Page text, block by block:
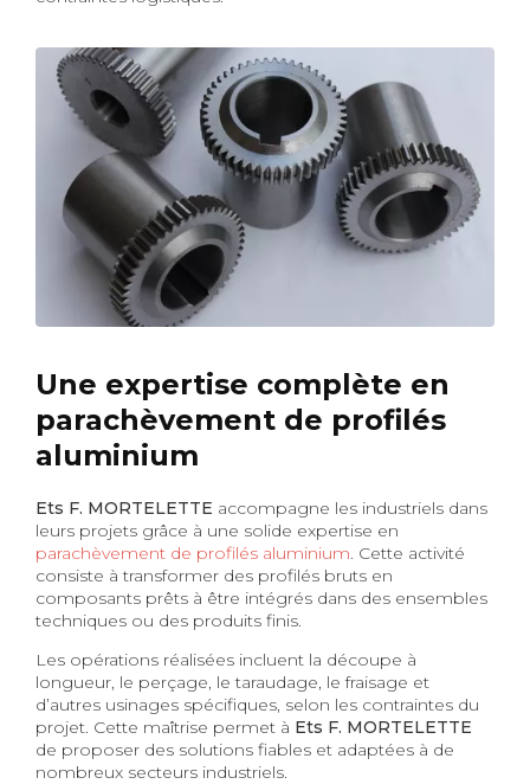
Une expertise complète en
parachèvement de profilés
aluminium
Ets F. MORTELETTE accompagne les industriels dans
leurs projets grâce à une solide expertise en
parachèvement de profilés aluminium. Cette activité
consiste à transformer des profilés bruts en
composants prêts à être intégrés dans des ensembles
techniques ou des produits finis.
Les opérations réalisées incluent la découpe à
longueur, le perçage, le taraudage, le fraisage et
d’autres usinages spécifiques, selon les contraintes du
projet. Cette maîtrise permet à Ets F. MORTELETTE
de proposer des solutions fiables et adaptées à de
nombreux secteurs industriels.